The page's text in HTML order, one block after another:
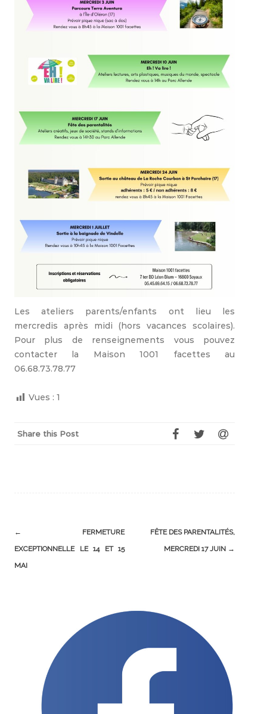
Les ateliers parents/enfants ont lieu les
mercredis après midi (hors vacances scolaires).
Pour plus de renseignements vous pouvez
contacter la Maison 1001 facettes au
06.68.73.78.77
Vues : 1
Share this Post
Post
navigation
←
FERMETURE
EXCEPTIONNELLE LE 14 ET 15
MAI
FÊTE DES PARENTALITÉS,
MERCREDI 17 JUIN →